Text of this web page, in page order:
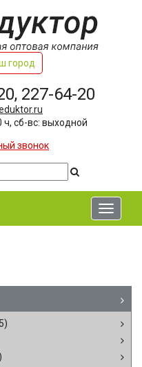
город
227-64-20
ч, сб-вс: выходной
звонок
Toggle